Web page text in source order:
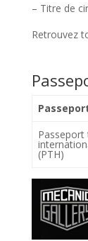
– Titre de
Retrouvez
Passeport
(PTH)